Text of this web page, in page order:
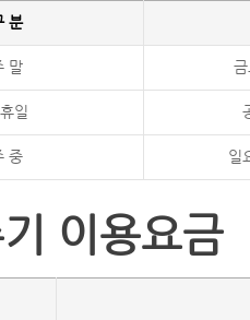
분
말
일
중 일
이용요금